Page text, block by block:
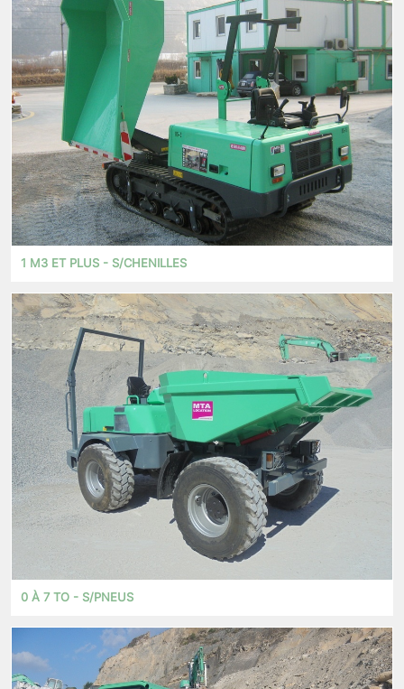
1 M3 ET PLUS - S/CHENILLES
0 À 7 TO - S/PNEUS